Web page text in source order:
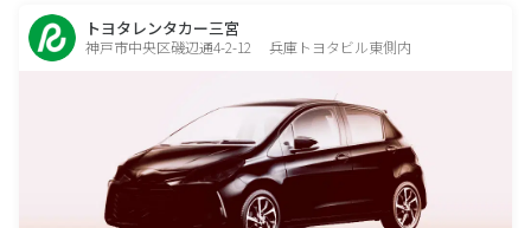
トヨタレンタカー三宮
神戸市中央区磯辺通4-2-12 兵庫トヨタビル東側内